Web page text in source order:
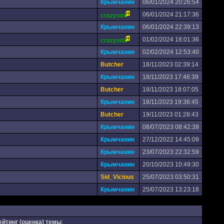
Крымчанин
06/01/2024 20:26:54
crazysm
06/01/2024 21:17:36
Крымчанин
06/01/2024 22:39:13
crazysm
01/02/2024 18:01:36
Крымчанин
02/02/2024 12:53:40
Butcher
18/11/2023 02:39:14
Крымчанин
18/11/2023 17:46:39
Butcher
18/11/2023 18:07:05
Крымчанин
18/11/2023 19:36:45
Butcher
19/11/2023 01:28:43
Крымчанин
08/07/2023 08:42:39
Крымчанин
27/12/2022 14:45:09
Крымчанин
23/07/2023 22:32:59
Крымчанин
20/10/2023 10:49:30
Sid_Vicious
25/07/2023 03:50:31
Крымчанин 25/07/2023 13:23:18
(оценка) темы: